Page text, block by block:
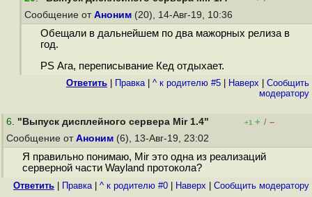
Сообщение от Аноним (20), 14-Авг-19, 10:36
Обещали в дальнейшем по два мажорных релиза в
год.
PS Ага, переписывание Кед отдыхает.
Ответить Правка| ^ к родителю #5 Наверх
Cообщить
модератору
6. "Выпуск дисплейного сервера Mir 1.4" +1 + / –
Сообщение от Аноним (6), 13-Авг-19, 23:02
Я правильно понимаю, Mir это одна из реализаций
серверной части Wayland протокола?
Ответить Правка| ^ к родителю #0 Наверх Cообщить модератору